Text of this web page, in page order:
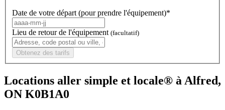
Date de votre départ (pour prendre l'équipement)*
Lieu de retour de l'équipement (facultatif)
Obtenez des tarifs
Locations aller simple et locale® à Alfred,
ON K0B1A0